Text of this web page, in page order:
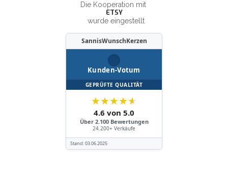
Die Kooperation mit
ETSY
wurde eingestellt
SannisWunschKerzen
Kunden-Votum
GEPRÜFTE QUALITÄT
★★★★★
4.6 von 5.0
Über 2.100 Bewertungen
24.200+ Verkäufe
Stand:03.06.2025